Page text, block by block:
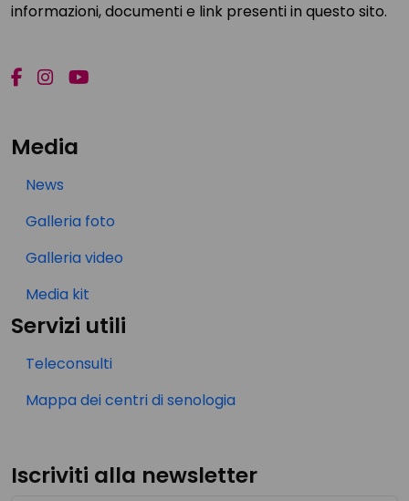
informazioni, documenti e link presenti in questo sito.
Media
News
Galleria foto
Galleria video
Media kit
Servizi utili
Teleconsulti
Mappa dei centri di senologia
Iscriviti alla newsletter